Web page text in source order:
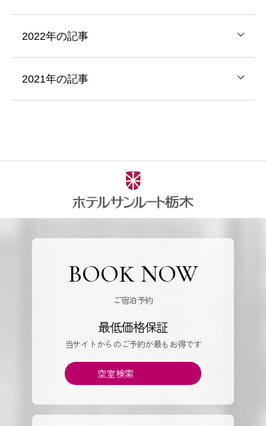
2022年の記事
2021年の記事
BOOK NOW
ご宿泊予約
最低価格保証
当サイトからのご予約が最もお得です
空室検索